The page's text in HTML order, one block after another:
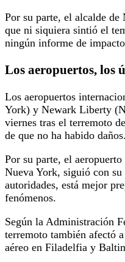
Por su parte, el alcalde
que ni siquiera sintió el
ningún informe de
Los aeropuertos, los
Los aeropuertos
York) y Newark Liberty
viernes tras el terremoto
de que no ha habido daños.
Por su parte, el
Nueva York, siguió con
autoridades, está mejor
fenómenos.
Según la Administración
terremoto también afectó
aéreo en Filadelfia y